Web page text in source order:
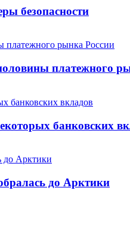
безопасности
платежного
банковских
до Арктики